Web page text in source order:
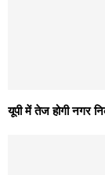
यूपी में तेज होगी नगर